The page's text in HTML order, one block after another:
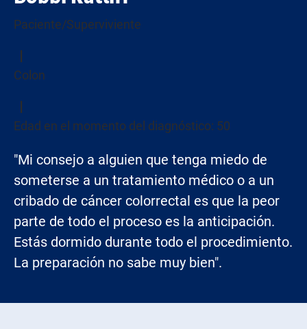
Paciente/Superviviente
Colon
Edad en el momento del diagnóstico: 50
"Mi consejo a alguien que tenga miedo de
someterse a un tratamiento médico o a un
cribado de cáncer colorrectal es que la peor
parte de todo el proceso es la anticipación.
Estás dormido durante todo el procedimiento.
La preparación no sabe muy bien".